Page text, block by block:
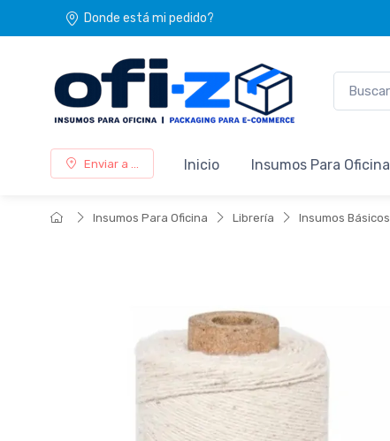
Donde está mi pedido?
Enviar a ... Inicio Insumos Para Oficina
Insumos Para Oficina Librería Insumos Básicos